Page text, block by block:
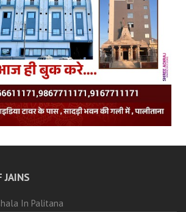
JAINS
In Palitana